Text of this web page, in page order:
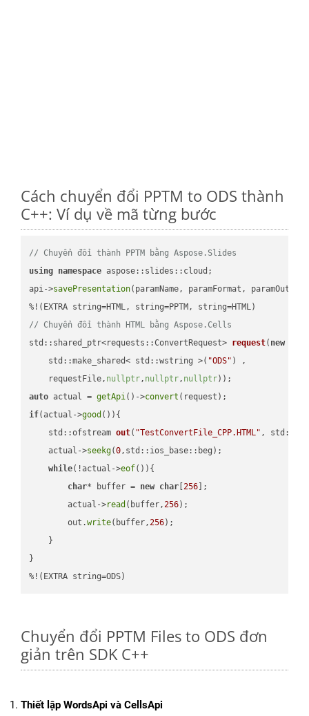
Cách chuyển đổi PPTM to ODS thành
C++: Ví dụ về mã từng bước
// Chuyển đổi thành PPTM bằng Aspose.Slides
using namespace aspose::slides::cloud;
api->savePresentation(paramName, paramFormat,
// Chuyển đổi thành HTML bằng Aspose.Cells
std::shared_ptr<requests::ConvertRequest> request( new
    std::make_shared< std::wstring >(
"ODS" ) ,
    requestFile,
nullptr, nullptr, nullptr))
auto actual = getApi()->convert
if(actual->good ()){
std::ofstream out( "TestConvertFile_CPP.HTML" ,
    actual->
seekg(0,std::ios_base::beg);
while(!actual->eof()){
char* buffer = new char [256 ];
        actual->
read (buffer,256);
        out.
write(buffer,256);
    }
}
%!(EXTRA string=ODS)
Chuyển đổi PPTM Files to ODS đơn
giản trên SDK C++
Thiết lập WordsApi và CellsApi